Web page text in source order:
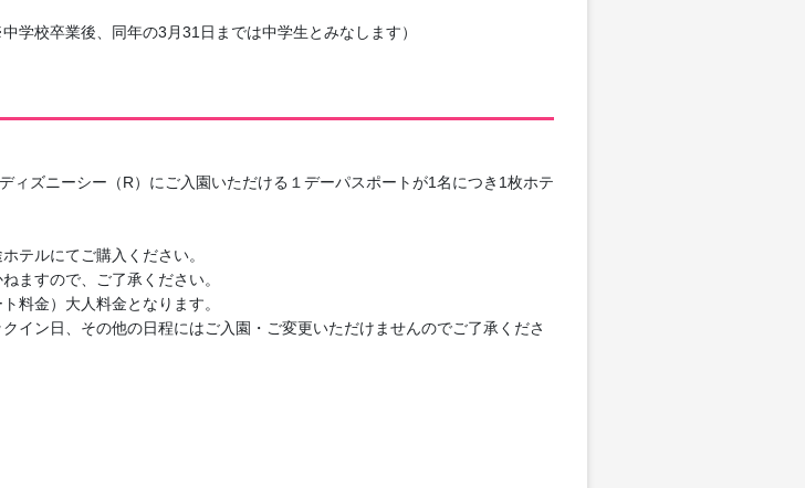
校卒業後、同年の3月31日までは中学生とみなします）
ィズニーシー（R）にご入園いただける１デーパスポートが1名につき1枚ホテ
テルにてご購入ください。
ますので、ご了承ください。
料金）大人料金となります。
イン日、その他の日程にはご入園・ご変更いただけませんのでご了承くださ